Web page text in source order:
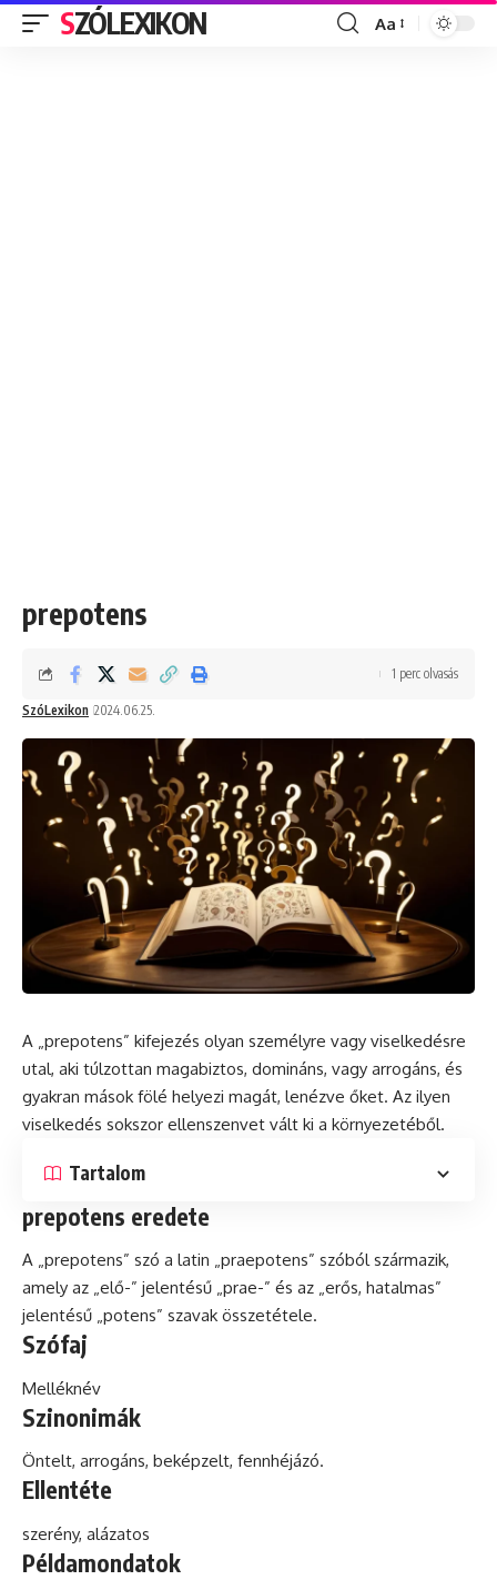
SZÓLEXIKON
Font
Aa
prepotens
SzóLexikon 2024.06.25.
1 perc olvasás
A „prepotens” kifejezés olyan személyre vagy viselkedésre
utal, aki túlzottan magabiztos, domináns, vagy arrogáns, és
gyakran mások fölé helyezi magát, lenézve őket. Az ilyen
viselkedés sokszor ellenszenvet vált ki a környezetéből.
Tartalom
prepotens eredete
A „prepotens” szó a latin „praepotens” szóból származik,
amely az „elő-” jelentésű „prae-” és az „erős, hatalmas”
jelentésű „potens” szavak összetétele.
Szófaj
Melléknév
Szinonimák
Öntelt, arrogáns, beképzelt, fennhéjázó.
Ellentéte
szerény, alázatos
Példamondatok